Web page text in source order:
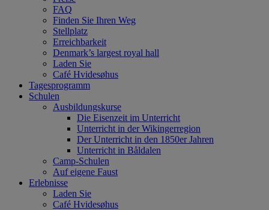
FAQ
Finden Sie Ihren Weg
Stellplatz
Erreichbarkeit
Denmark’s largest royal hall
Laden Sie
Café Hvidesøhus
Tagesprogramm
Schulen
Ausbildungskurse
Die Eisenzeit im Unterricht
Unterricht in der Wikingerregion
Der Unterricht in den 1850er Jahren
Unterricht in Båldalen
Camp-Schulen
Auf eigene Faust
Erlebnisse
Laden Sie
Café Hvidesøhus